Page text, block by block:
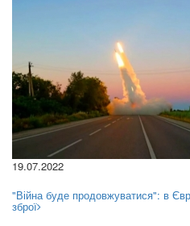
19.07.2022
"Війна буде продовжуватися": в
зброї